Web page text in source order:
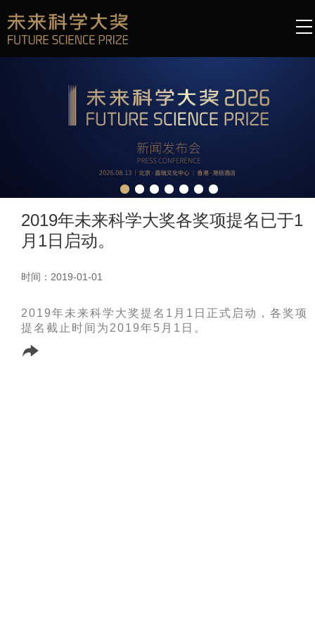
2019年未来科学大奖各奖项提名已于1
月1日启动。
时间：2019-01-01
2019年未来科学大奖提名1月1日正式启动，各奖项
提名截止时间为2019年5月1日。